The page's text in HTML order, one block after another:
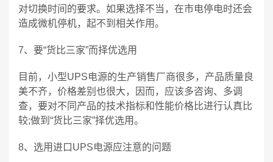
对切换时间的要求。如果选择不当，在市电停电时还会
造成微机停机，起不到相关作用。
7、要“货比三家”而择优选用
目前，小型UPS电源的生产销售厂商很多，产品质量良
美不齐，价格差别也很大，因而，应该多咨询、多调
查，要对不同产品的技术指标和性能价格比进行认真比
较;做到“货比三家”择优选用。
8、选用进口UPS电源应注意的问题